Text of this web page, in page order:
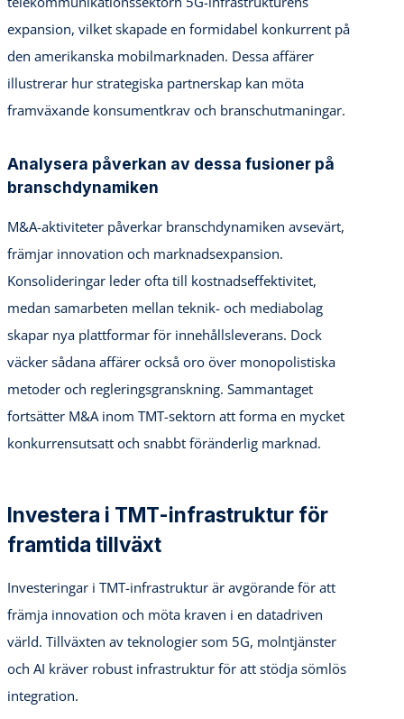
expansion, vilket skapade en formidabel konkurrent på
den amerikanska mobilmarknaden. Dessa affärer
illustrerar hur strategiska partnerskap kan möta
framväxande konsumentkrav och branschutmaningar.
Analysera påverkan av dessa fusioner på
branschdynamiken
M&A-aktiviteter påverkar branschdynamiken avsevärt,
främjar innovation och marknadsexpansion.
Konsolideringar leder ofta till kostnadseffektivitet,
medan samarbeten mellan teknik- och mediabolag
skapar nya plattformar för innehållsleverans. Dock
väcker sådana affärer också oro över monopolistiska
metoder och regleringsgranskning. Sammantaget
fortsätter M&A inom TMT-sektorn att forma en mycket
konkurrensutsatt och snabbt föränderlig marknad.
Investera i TMT-infrastruktur för
framtida tillväxt
Investeringar i TMT-infrastruktur är avgörande för att
främja innovation och möta kraven i en datadriven
värld. Tillväxten av teknologier som 5G, molntjänster
och AI kräver robust infrastruktur för att stödja sömlös
integration.